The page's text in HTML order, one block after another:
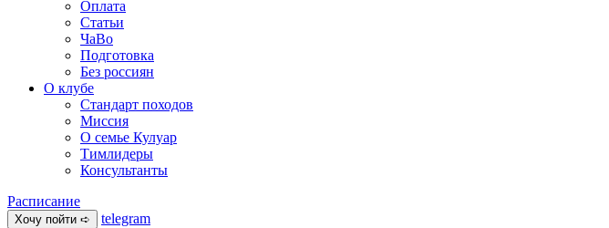
Оплата
Статьи
ЧаВо
Подготовка
Без россиян
О клубе
Стандарт походов
Миссия
О семье Кулуар
Тимлидеры
Консультанты
Расписание
Хочу пойти ➪
telegram